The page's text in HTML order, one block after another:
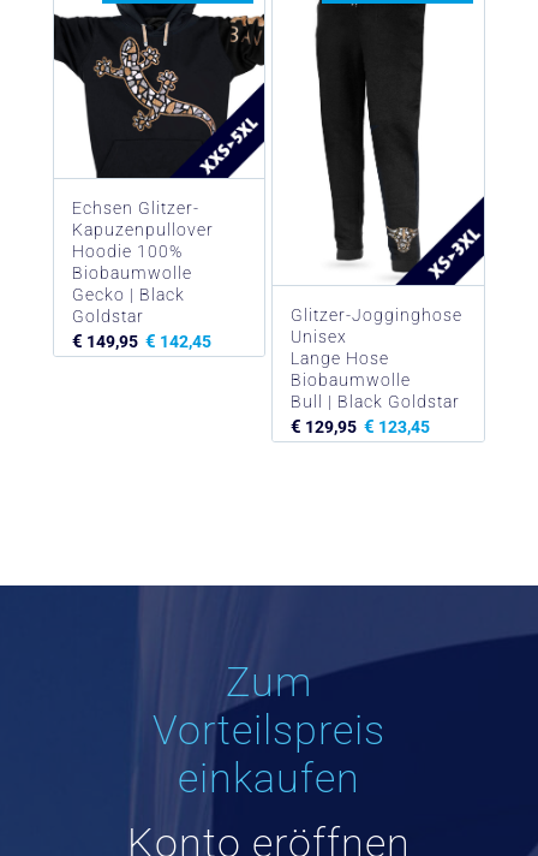
Echsen Glitzer-
Kapuzenpullover
Hoodie 100%
Biobaumwolle
Gecko | Black
Goldstar
€ 149,95 € 142,45
Glitzer-Jogginghose
Unisex
Lange Hose
Biobaumwolle
Bull | Black Goldstar
€ 129,95 € 123,45
Zum
Vorteilspreis
einkaufen
Konto eröffnen